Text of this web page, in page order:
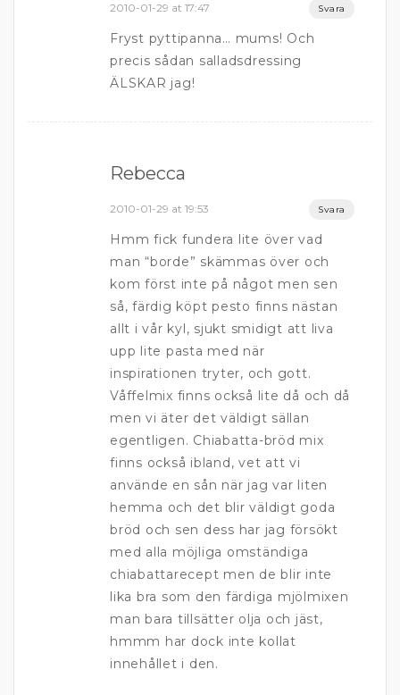
2010-01-29 at 17:47 Svara
Fryst pyttipanna… mums! Och
precis sådan salladsdressing
ÄLSKAR jag!
Rebecca
2010-01-29 at 19:53 Svara
Hmm fick fundera lite över vad
man “borde” skämmas över och
kom först inte på något men sen
så, färdig köpt pesto finns nästan
allt i vår kyl, sjukt smidigt att liva
upp lite pasta med när
inspirationen tryter, och gott.
Våffelmix finns också lite då och då
men vi äter det väldigt sällan
egentligen. Chiabatta-bröd mix
finns också ibland, vet att vi
använde en sån när jag var liten
hemma och det blir väldigt goda
bröd och sen dess har jag försökt
med alla möjliga omständiga
chiabattarecept men de blir inte
lika bra som den färdiga mjölmixen
man bara tillsätter olja och jäst,
hmmm har dock inte kollat
innehållet i den.